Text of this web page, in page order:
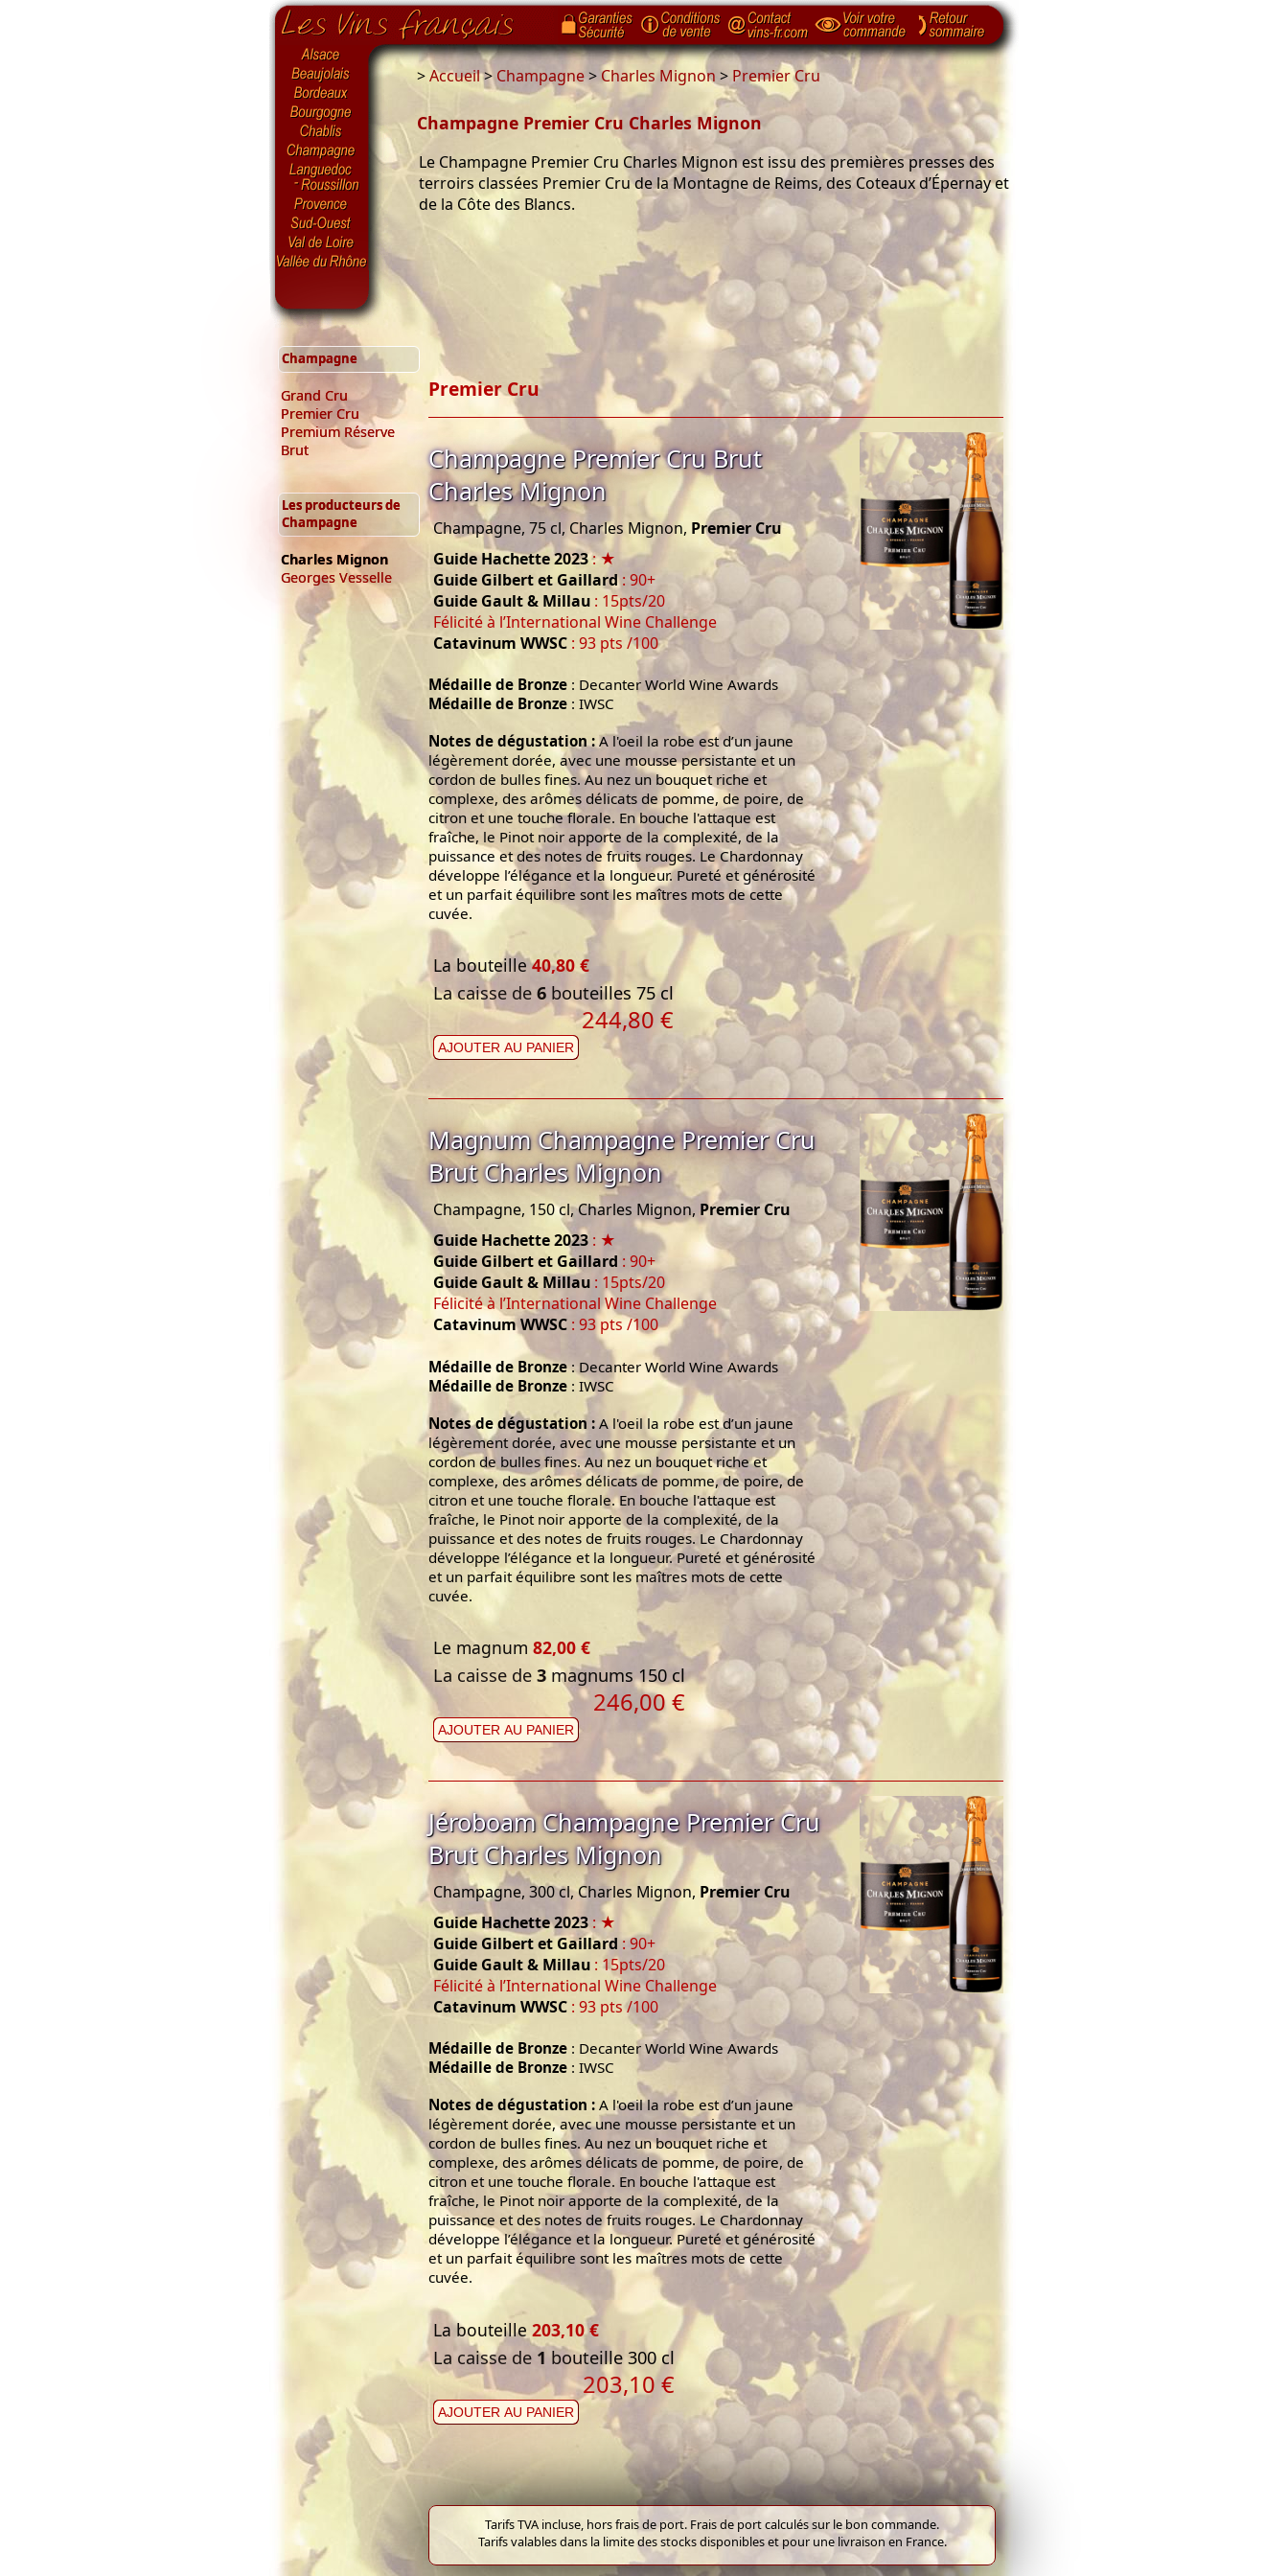
>Accueil>Champagne> Charles Mignon > Premier Cru
Champagne Premier Cru Charles Mignon
Le Champagne Premier Cru Charles Mignon est issu des premières presses des
terroirs classées Premier Cru de la Montagne de Reims, des Coteaux d’Épernay et
de la Côte des Blancs.
Champagne
Grand Cru
Premier Cru
Premium Réserve
Brut
Les producteurs de
Champagne
Charles Mignon
Georges Vesselle
Premier Cru
Champagne Premier Cru Brut
Charles Mignon
Champagne, 75 cl, Charles Mignon, Premier Cru
Guide Hachette 2023: ★
Guide Gilbert et Gaillard: 90+
Guide Gault & Millau : 15pts/20
Félicité à l’International Wine Challenge
Catavinum WWSC : 93 pts /100
Médaille de Bronze : Decanter World Wine Awards
Médaille de Bronze : IWSC
Notes de dégustation : A l'oeil la robe est d’un jaune
légèrement dorée, avec une mousse persistante et un
cordon de bulles fines. Au nez un bouquet riche et
complexe, des arômes délicats de pomme, de poire, de
citron et une touche florale. En bouche l'attaque est
fraîche, le Pinot noir apporte de la complexité, de la
puissance et des notes de fruits rouges. Le Chardonnay
développe l’élégance et la longueur. Pureté et générosité
et un parfait équilibre sont les maîtres mots de cette
cuvée.
La bouteille40,80 €
La caisse de 6 bouteilles 75 cl
244,80 €
AJOUTER AU PANIER
Magnum Champagne Premier Cru
Brut Charles Mignon
Champagne, 150 cl, Charles Mignon, Premier Cru
Guide Hachette 2023 : ★
Guide Gilbert et Gaillard : 90+
Guide Gault & Millau : 15pts/20
Félicité à l’International Wine Challenge
Catavinum WWSC : 93 pts /100
Médaille de Bronze: Decanter World Wine Awards
Médaille de Bronze : IWSC
Notes de dégustation : A l'oeil la robe est d’un jaune
légèrement dorée, avec une mousse persistante et un
cordon de bulles fines. Au nez un bouquet riche et
complexe, des arômes délicats de pomme, de poire, de
citron et une touche florale. En bouche l'attaque est
fraîche, le Pinot noir apporte de la complexité, de la
puissance et des notes de fruits rouges. Le Chardonnay
développe l’élégance et la longueur. Pureté et générosité
et un parfait équilibre sont les maîtres mots de cette
cuvée.
Le magnum 82,00 €
La caisse de 3 magnums 150 cl
246,00 €
AJOUTER AU PANIER
Jéroboam Champagne Premier Cru
Brut Charles Mignon
Champagne, 300 cl, Charles Mignon, Premier Cru
Guide Hachette 2023: ★
Guide Gilbert et Gaillard: 90+
Guide Gault & Millau : 15pts/20
Félicité à l’International Wine Challenge
Catavinum WWSC : 93 pts /100
Médaille de Bronze : Decanter World Wine Awards
Médaille de Bronze : IWSC
Notes de dégustation : A l'oeil la robe est d’un jaune
légèrement dorée, avec une mousse persistante et un
cordon de bulles fines. Au nez un bouquet riche et
complexe, des arômes délicats de pomme, de poire, de
citron et une touche florale. En bouche l'attaque est
fraîche, le Pinot noir apporte de la complexité, de la
puissance et des notes de fruits rouges. Le Chardonnay
développe l’élégance et la longueur. Pureté et générosité
et un parfait équilibre sont les maîtres mots de cette
cuvée.
La bouteille 203,10 €
La caisse de 1 bouteille 300 cl
203,10 €
AJOUTER AU PANIER
Tarifs TVA incluse, hors frais de port. Frais de port calculés sur le bon commande.
Tarifs valables dans la limite des stocks disponibles et pour une livraison en France.